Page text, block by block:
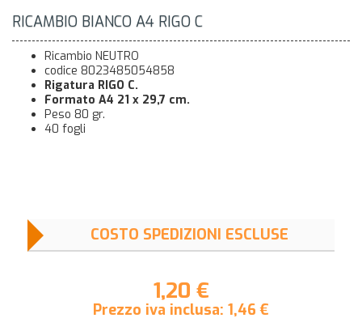
RICAMBIO BIANCO A4 RIGO C
Ricambio NEUTRO
codice 8023485054858
Rigatura RIGO C.
Formato A4 21 x 29,7 cm.
Peso 80 gr.
40 fogli
COSTO SPEDIZIONI ESCLUSE
1,20 €
Prezzo iva inclusa: 1,46€